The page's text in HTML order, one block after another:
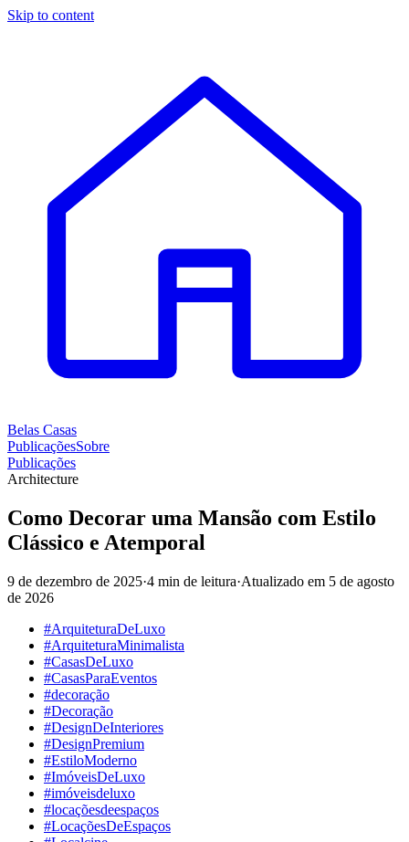
Skip to content
Belas Casas
PublicaçõesSobre
Publicações
Architecture
Como Decorar uma Mansão com Estilo
Clássico e Atemporal
9 de dezembro de 2025·4 min de leitura·Atualizado em 5 de agosto
de 2026
#ArquiteturaDeLuxo
#ArquiteturaMinimalista
#CasasDeLuxo
#CasasParaEventos
#decoração
#Decoração
#DesignDeInteriores
#DesignPremium
#EstiloModerno
#ImóveisDeLuxo
#imóveisdeluxo
#locaçõesdeespaços
#LocaçõesDeEspaços